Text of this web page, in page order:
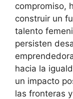
compromiso,
construir un
talento
persisten
hacia la
un impacto
las fronteras